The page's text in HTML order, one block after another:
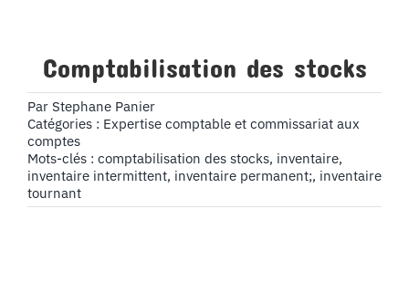
Comptabilisation des stocks
Par Stephane Panier
Catégories : Expertise comptable et commissariat aux
comptes
Mots-clés : comptabilisation des stocks, inventaire,
inventaire intermittent, inventaire permanent;, inventaire
tournant